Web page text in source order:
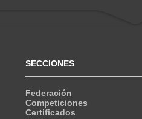
SECCIONES
Federación
Competiciones
Certificados